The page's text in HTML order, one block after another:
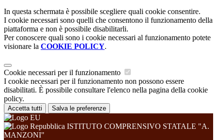
In questa schermata è possibile scegliere quali cookie consentire.
I cookie necessari sono quelli che consentono il funzionamento della
piattaforma e non è possibile disabilitarli.
Per conoscere quali sono i cookie necessari al funzionamento potete
visionare la COOKIE POLICY.
Cookie necessari per il funzionamento
I cookie necessari per il funzionamento non possono essere
disabilitati. È possibile consultare l'elenco nella pagina della cookie
policy.
Accetta tutti Salva le preferenze
ISTITUTO COMPRENSIVO STATALE "A.
MANZONI"